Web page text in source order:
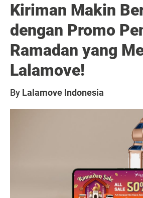
Kiriman Makin
dengan Promo
Ramadan yang
Lalamove!
By Lalamove Indonesia